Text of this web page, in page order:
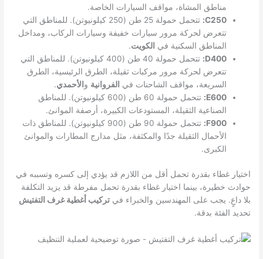
مناطق المشاة، مواقف السيارات الخاصة.
C250:
تتحمل حمولة 25 طن (250 كيلونيوتن). للمناطق التي
تتعرض لحركة مرور سيارات خفيفة وسيارات الركاب، ومداخل
المناطق السكنية في الكويت.
D400:
تتحمل حمولة 40 طن (400 كيلونيوتن). للمناطق التي
تتعرض لحركة مرور مركبات ثقيلة، الطرق الرئيسية، الطرق
السريعة، مواقف الشاحنات في الفروانية و الأحمدي.
E600:
تتحمل حمولة 60 طن (600 كيلونيوتن). للمناطق
الصناعية الثقيلة، المستودعات الكبيرة، أرصفة الموانئ.
F900:
تتحمل حمولة 90 طن (900 كيلونيوتن). للمناطق ذات
الأحمال الثقيلة جدًا والمكثفة، مثل مدارج المطارات والموانئ
الكبرى.
اختيار غطاء بقدرة تحمل أقل من اللازم قد يؤدي إلى كسره وتسببه في
حوادث خطيرة، بينما اختيار غطاء بقدرة تحمل مفرطة قد يزيد التكلفة
بلا داعٍ. يجب على المهندسين والخبراء فيتركيب أغطية غرف التفتيش
تحديد الفئة بدقة.